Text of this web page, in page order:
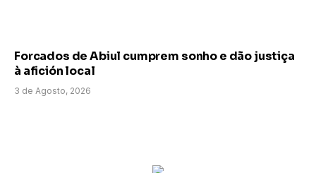
Forcados de Abiul cumprem sonho e dão justiça
à afición local
3 de Agosto, 2026